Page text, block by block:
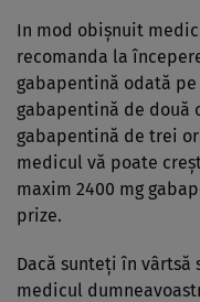
In mod obişnuit
recomanda la
gabapentină odată
gabapentină de două
gabapentină de trei
medicul vă poate
maxim 2400 mg
prize.
Dacă sunteţi în
medicul